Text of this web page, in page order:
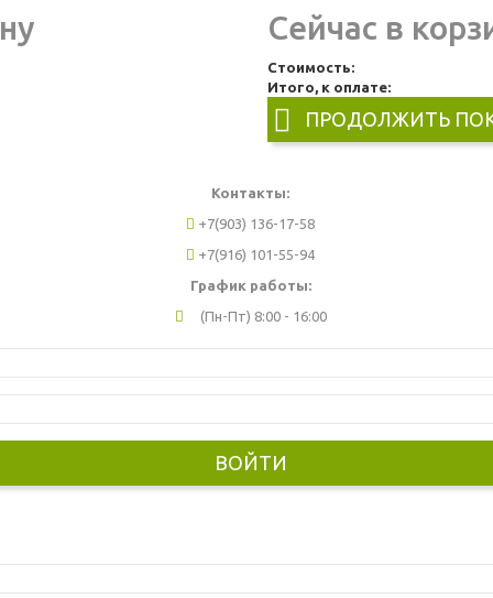
Сейчас в
Стоимость:
Итого, к оплате:
ПРОДОЛЖИТЬ
Контакты:
+7(903) 136-17-58
+7(916) 101-55-94
График работы:
(Пн-Пт) 8:00 - 16:00
ВОЙТИ